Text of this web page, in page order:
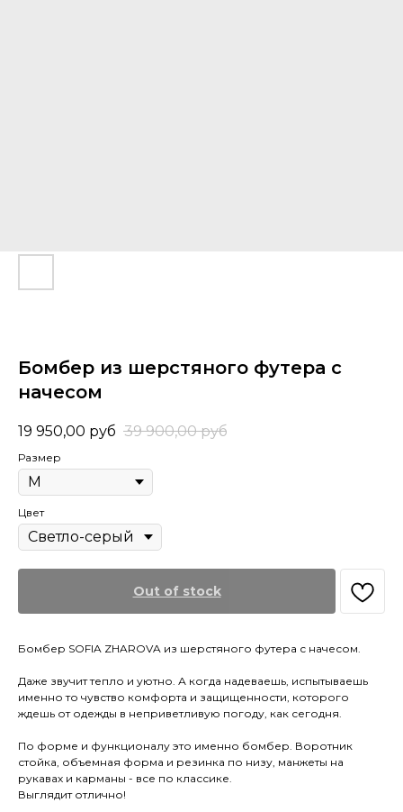
Бомбер из шерстяного футера с
начесом
19 950,00 руб 39 900,00 руб
Размер
Цвет
Out of stock
Бомбер SOFIA ZHAROVA из шерстяного футера с начесом.
Даже звучит тепло и уютно. А когда надеваешь, испытываешь
именно то чувство комфорта и защищенности, которого
ждешь от одежды в неприветливую погоду, как сегодня.
По форме и функционалу это именно бомбер. Воротник
стойка, объемная форма и резинка по низу, манжеты на
рукавах и карманы - все по классике.
Выглядит отлично!